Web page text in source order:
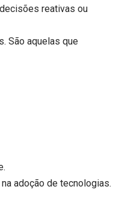
reativas ou
São aquelas que
adoção de tecnologias.